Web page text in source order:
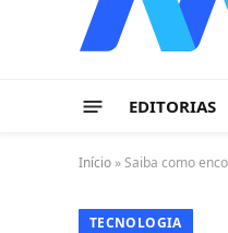
EDITORIAS
Início »Saiba como
TECNOLOGIA